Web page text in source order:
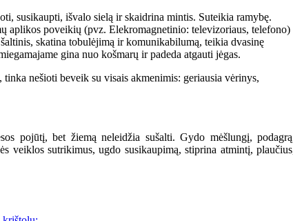
susikaupti, išvalo sielą ir skaidrina mintis. Suteikia ramybę.
aplikos poveikių (pvz. Elekromagnetinio: televizoriaus, telefono)
skatina tobulėjimą ir komunikabilumą, teikia dvasinę
gina nuo košmarų ir padeda atgauti jėgas.
tinka nešioti beveik su visais akmenimis: geriausia vėrinys,
pojūtį, bet žiemą neleidžia sušalti. Gydo mėšlungį,
veiklos sutrikimus, ugdo susikaupimą, stiprina atmintį,